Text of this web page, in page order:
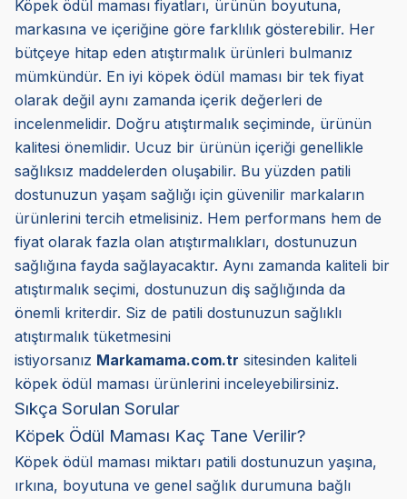
Köpek ödül maması fiyatları, ürünün boyutuna,
markasına ve içeriğine göre farklılık gösterebilir. Her
bütçeye hitap eden atıştırmalık ürünleri bulmanız
mümkündür. En iyi köpek ödül maması bir tek fiyat
olarak değil aynı zamanda içerik değerleri de
incelenmelidir. Doğru atıştırmalık seçiminde, ürünün
kalitesi önemlidir. Ucuz bir ürünün içeriği genellikle
sağlıksız maddelerden oluşabilir. Bu yüzden patili
dostunuzun yaşam sağlığı için güvenilir markaların
ürünlerini tercih etmelisiniz. Hem performans hem de
fiyat olarak fazla olan atıştırmalıkları, dostunuzun
sağlığına fayda sağlayacaktır. Aynı zamanda kaliteli bir
atıştırmalık seçimi, dostunuzun diş sağlığında da
önemli kriterdir. Siz de patili dostunuzun sağlıklı
atıştırmalık tüketmesini
istiyorsanız Markamama.com.tr sitesinden kaliteli
köpek ödül maması ürünlerini inceleyebilirsiniz.
Sıkça Sorulan Sorular
Köpek Ödül Maması Kaç Tane Verilir?
Köpek ödül maması miktarı patili dostunuzun yaşına,
ırkına, boyutuna ve genel sağlık durumuna bağlı